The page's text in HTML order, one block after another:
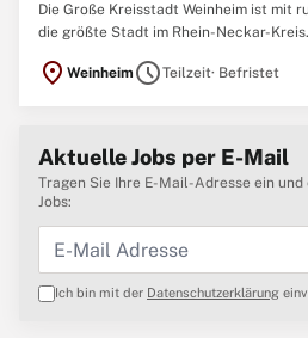
Die Große Kreisstadt Weinheim ist mit
die größte Stadt im Rhein-Neckar-
Bildungs-, Sport- und
eine hohe Lebensqualität. Hier treffen
location_on Weinheim scheduleTeilzeit· Befristet
Aktuelle Jobs per E-Mail
Tragen Sie Ihre E-Mail-Adresse ein
Jobs:
Ich bin mit der Datenschutzerklärung